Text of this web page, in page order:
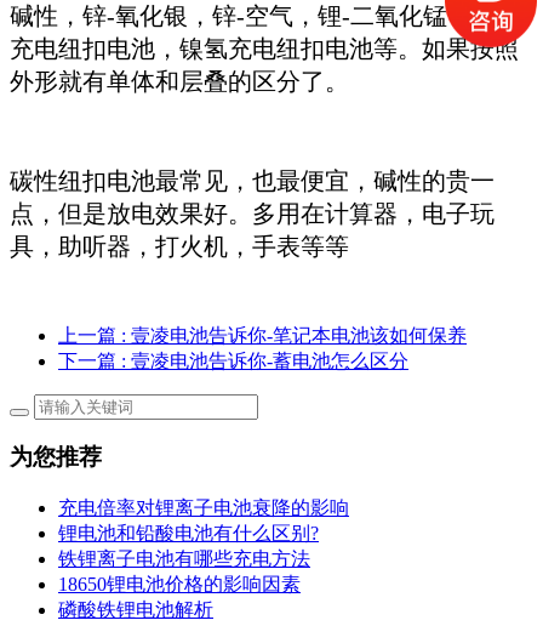
碱性，锌-氧化银，锌-空气，锂-二氧化锰，镍镉
充电纽扣电池，镍氢充电纽扣电池等。如果按照
外形就有单体和层叠的区分了。
碳性纽扣电池最常见，也最便宜，碱性的贵一
点，但是放电效果好。多用在计算器，电子玩
具，助听器，打火机，手表等等
上一篇 : 壹凌电池告诉你-笔记本电池该如何保养
下一篇 : 壹凌电池告诉你-蓄电池怎么区分
为您推荐
充电倍率对锂离子电池衰降的影响
锂电池和铅酸电池有什么区别?
铁锂离子电池有哪些充电方法
18650锂电池价格的影响因素
磷酸铁锂电池解析